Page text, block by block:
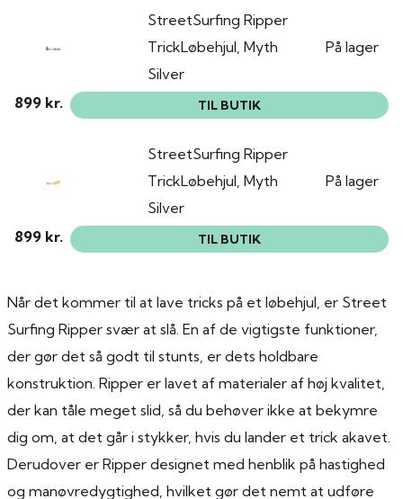
StreetSurfing Ripper
TrickLøbehjul, Myth
Silver
På lager
899 kr. TIL BUTIK
StreetSurfing Ripper
TrickLøbehjul, Myth
Silver
På lager
899 kr. TIL BUTIK
Når det kommer til at lave tricks på et løbehjul, er Street
Surfing Ripper svær at slå. En af de vigtigste funktioner,
der gør det så godt til stunts, er dets holdbare
konstruktion. Ripper er lavet af materialer af høj kvalitet,
der kan tåle meget slid, så du behøver ikke at bekymre
dig om, at det går i stykker, hvis du lander et trick akavet.
Derudover er Ripper designet med henblik på hastighed
og manøvredygtighed, hvilket gør det nemt at udføre